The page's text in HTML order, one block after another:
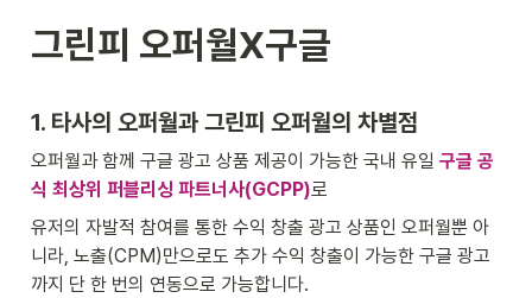
그린피 오퍼월X구글
1. 타사의 오퍼월과 그린피 오퍼월의 차별점
오퍼월과 함께 구글 광고 상품 제공이 가능한 국내 유일 구글 공
식 최상위 퍼블리싱 파트너사(GCPP)로
유저의 자발적 참여를 통한 수익 창출 광고 상품인 오퍼월뿐 아
니라, 노출(CPM)만으로도 추가 수익 창출이 가능한 구글 광고
까지 단 한 번의 연동으로 가능합니다.